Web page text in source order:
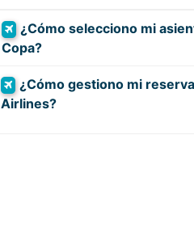
¿Cómo selecciono mi
Copa?
¿Cómo gestiono mi
Airlines?